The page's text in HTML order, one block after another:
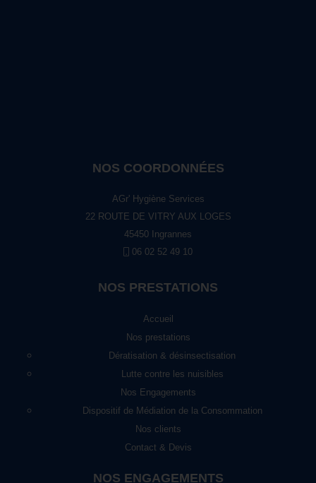
NOS COORDONNÉES
AGr' Hygiène Services
22 ROUTE DE VITRY AUX LOGES
45450 Ingrannes
06 02 52 49 10
NOS PRESTATIONS
Accueil
Nos prestations
Dératisation & désinsectisation
Lutte contre les nuisibles
Nos Engagements
Dispositif de Médiation de la Consommation
Nos clients
Contact & Devis
NOS ENGAGEMENTS